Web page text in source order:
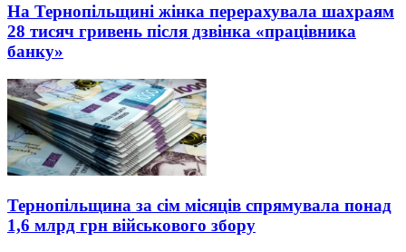
На Тернопільщині жінка перерахувала шахраям
28 тисяч гривень після дзвінка «працівника
банку»
Тернопільщина за сім місяців спрямувала понад
1,6 млрд грн військового збору